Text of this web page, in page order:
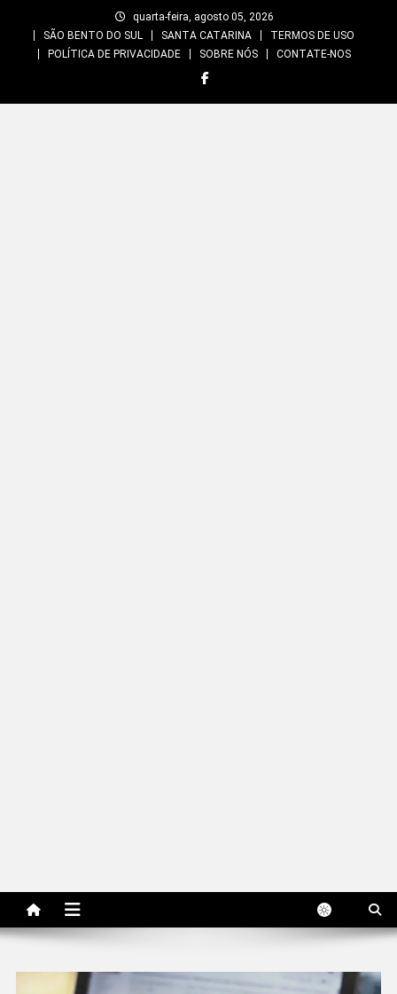
quarta-feira, agosto 05, 2026
SÃO BENTO DO SUL
SANTA CATARINA
TERMOS DE USO
POLÍTICA DE PRIVACIDADE
SOBRE NÓS CONTATE-NOS